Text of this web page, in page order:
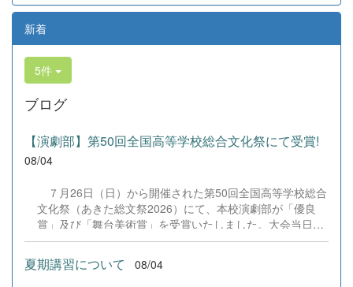
新着
5件
ブログ
【演劇部】第50回全国高等学校総合文化祭にて受賞!
08/04
７月26日（日）から開催された第50回全国高等学校総合
文化祭（あきた総文祭2026）にて、本校演劇部が「優良
賞」及び「舞台美術賞」を受賞いたしました。大会当日
は、本校の部員たちもこれまで積み重ねてきた練習の成果
を存分に発揮し、堂々と舞台に立ちました。緊張感のある
全国の舞台において、一人一人が役割を果たし、心を込め
夏期講習について 08/04